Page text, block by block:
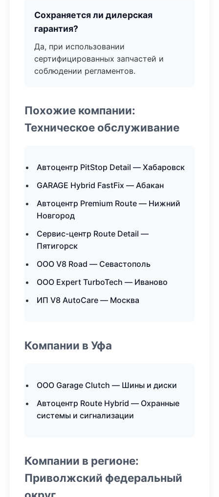
Сохраняется ли дилерская
гарантия?
Да, при использовании
сертифицированных запчастей и
соблюдении регламентов.
Похожие компании:
Техническое обслуживание
Автоцентр PitStop Detail — Хабаровск
GARAGE Hybrid FastFix — Абакан
Автоцентр Premium Route — Нижний
Новгород
Сервис-центр Route Detail —
Пятигорск
ООО V8 Road — Севастополь
ООО Expert TurboTech — Иваново
ИП V8 AutoCare — Москва
Компании в Уфа
ООО Garage Clutch — Шины и диски
Автоцентр Route Hybrid — Охранные
системы и сигнализации
Компании в регионе:
Приволжский федеральный